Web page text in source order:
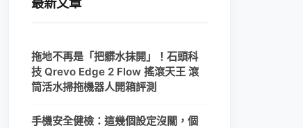
拖地不再是「把髒水抹開」！石頭科
技 Qrevo Edge 2 Flow 搖滾天王 滾
筒活水掃拖機器人開箱評測
手機安全健檢：這幾個設定沒關，個